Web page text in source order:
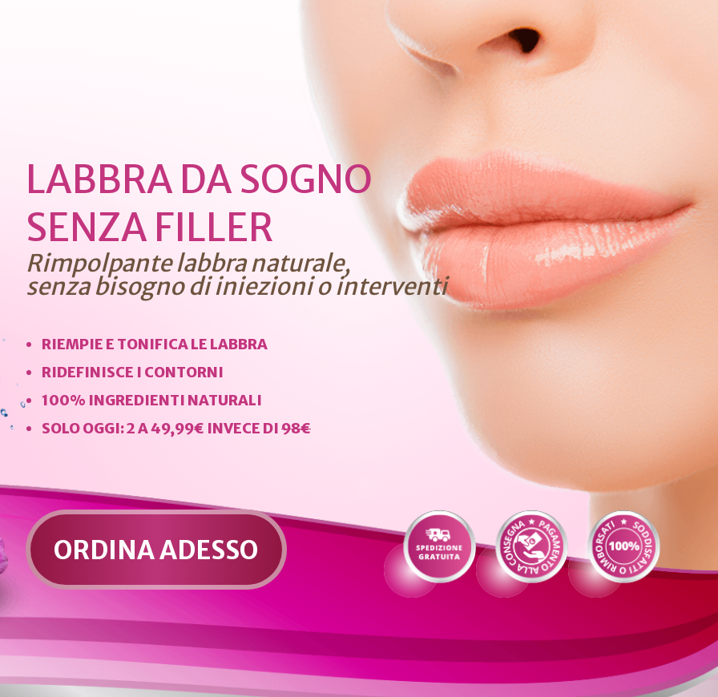
LABBRA DA SOGNO
SENZA FILLER
Rimpolpante labbra naturale,
senza bisogno di iniezioni o interventi
RIEMPIE E TONIFICA LE LABBRA
RIDEFINISCE I CONTORNI
100% INGREDIENTI NATURALI
SOLO OGGI: 2 A 49,99€ INVECE DI98€
ORDINA ADESSO